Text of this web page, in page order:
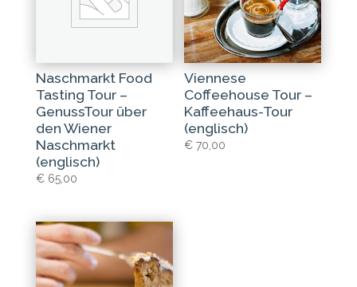
Naschmarkt Food
Tasting Tour –
GenussTour über
den Wiener
Naschmarkt
(englisch)
€65,00
Viennese
Coffeehouse Tour –
Kaffeehaus-Tour
(englisch)
€ 70,00